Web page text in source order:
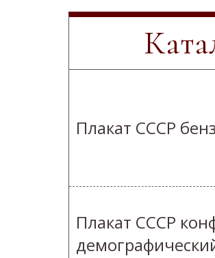
Плакат СССР
Плакат СССР